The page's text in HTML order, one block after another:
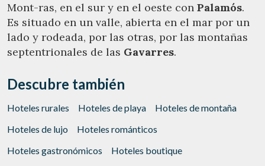
Mont-ras, en el sur y en el oeste con Palamós.
Es situado en un valle, abierta en el mar por un
lado y rodeada, por las otras, por las montañas
septentrionales de las Gavarres.
Descubre también
Hoteles rurales Hoteles de playa
Hoteles de montaña
Hoteles de lujo
Hoteles románticos
Hoteles gastronómicos
Hoteles boutique